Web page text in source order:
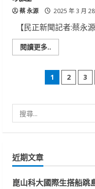
蔡 永源 2025 年 3 月
【民正新聞記者:蔡永
閱讀更多..
more
身
吧！
鸚
生
玩
文
章
分
1 2 3
尋
字:
近期文章
崑山科大國際生搭船跳